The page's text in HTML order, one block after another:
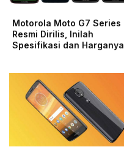
Motorola Moto G7 Series
Resmi Dirilis, Inilah
Spesifikasi dan Harganya